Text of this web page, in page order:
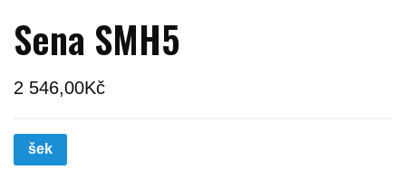
Sena SMH5
2 546,00Kč
šek